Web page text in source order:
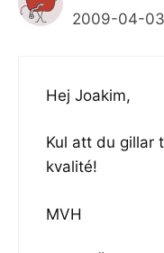
2009-04-
Hej Joakim,
Kul att du gillar
kvalité!
MVH